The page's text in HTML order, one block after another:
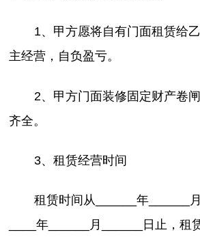
1、甲方愿将自有门面租赁给
主经营，自负盈亏。
2、甲方门面装修固定财产卷
齐全。
3、租赁经营时间
租赁时间从______年______
____年______月______日止，租